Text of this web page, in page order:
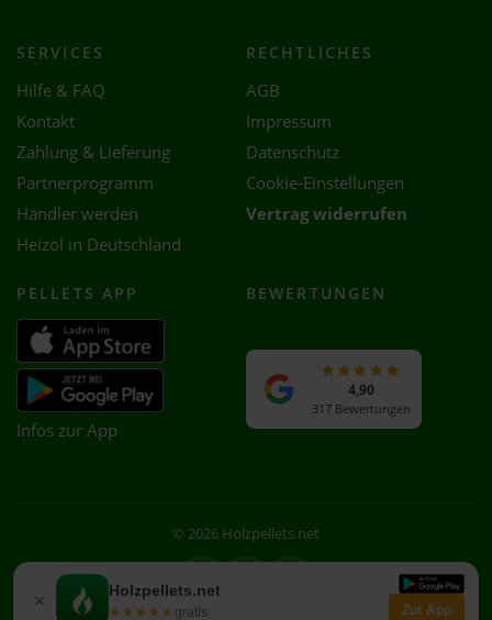
× Holzpellets.net
★★★★★
★★★★★ gratis Zur App
SERVICES
Hilfe & FAQ
Kontakt
Zahlung & Lieferung
Partnerprogramm
Händler werden
Heizöl in Deutschland
RECHTLICHES
AGB
Impressum
Datenschutz
Cookie-Einstellungen
Vertrag widerrufen
PELLETS APP
Infos zur App
BEWERTUNGEN
4,90
317 Bewertungen
© 2026 Holzpellets.net
Facebook